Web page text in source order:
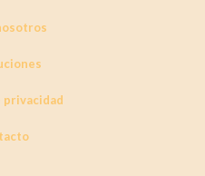
privacidad